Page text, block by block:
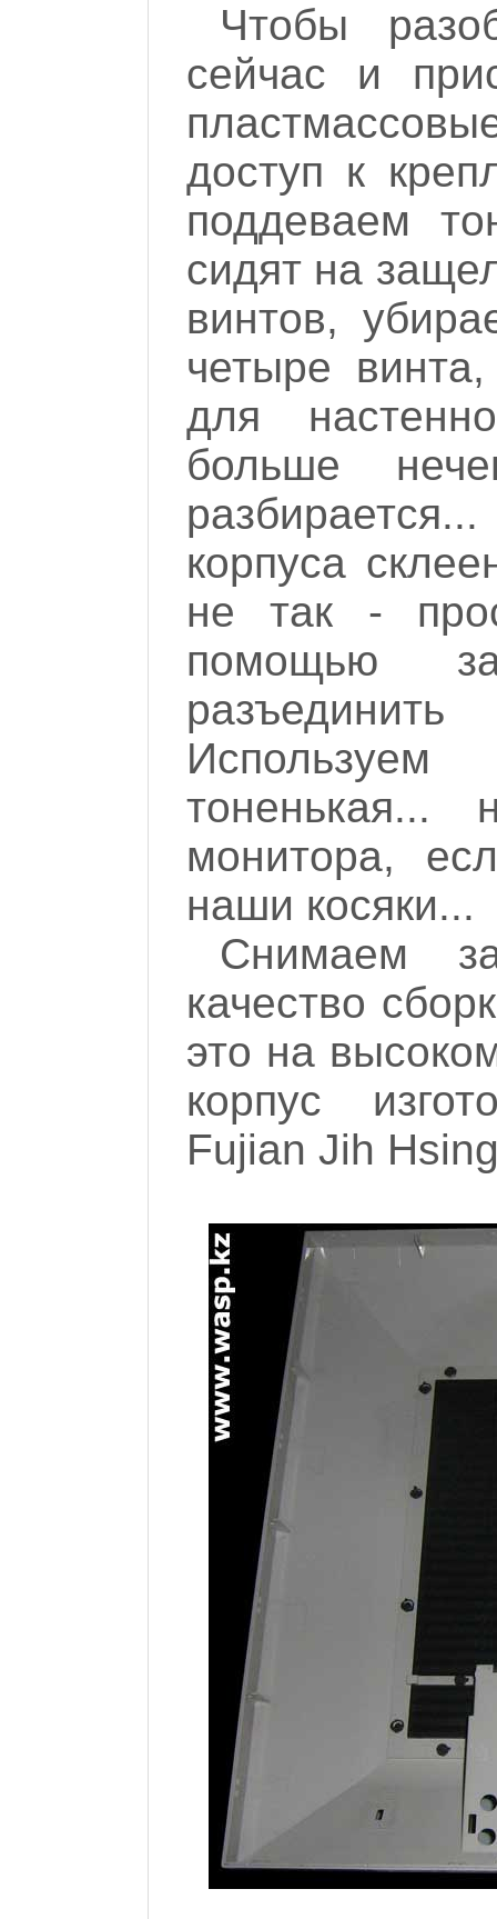
Чтобы
сейчас и
доступ к
поддеваем
сидят на
винтов,
четыре
для
больше
корпуса
не так -
помощью
Используем
тоненькая...
монитора,
наши косяки...
Снимаем
качество
это на
корпус
Fujian Jih